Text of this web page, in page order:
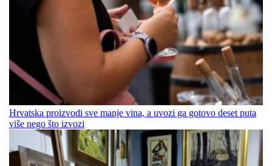
Hrvatska proizvodi sve manje vina, a uvozi ga gotovo deset puta
više nego što izvozi